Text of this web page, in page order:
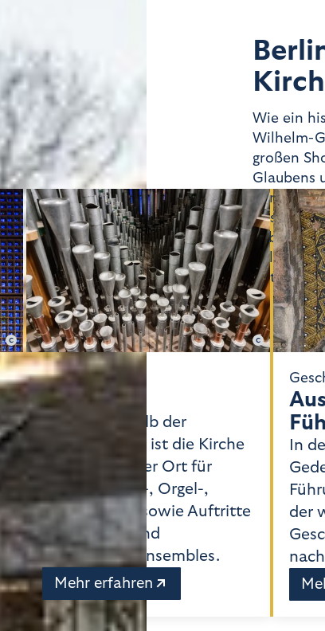
Wie ein
Wilhelm-
großen
Glaubens
Ensemble
Leben in
Ort der
Musik
Konzerte
Auch außerhalb der
Gottesdienste ist die Kirche
ein einzigartiger Ort für
Musik: Klavier-, Orgel-,
Jazzkonzerte sowie Auftritte
von Chören und
Instrumentalensembles.
Mehr erfahren
In
der